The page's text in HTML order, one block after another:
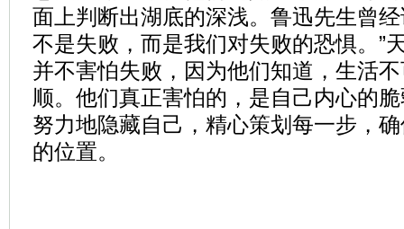
面上判断出湖底的深浅。鲁迅先生曾
不是失败，而是我们对失败的恐惧。”
并不害怕失败，因为他们知道，生活
顺。他们真正害怕的，是自己内心的
努力地隐藏自己，精心策划每一步，
的位置。